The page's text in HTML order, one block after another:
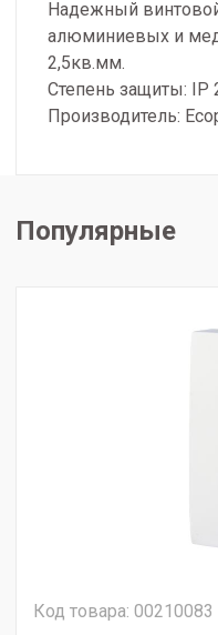
Надежный
алюминиевых и
2,5кв.мм.
Степень защиты: IP
Производитель:
Популярные
Код товара: 00210083